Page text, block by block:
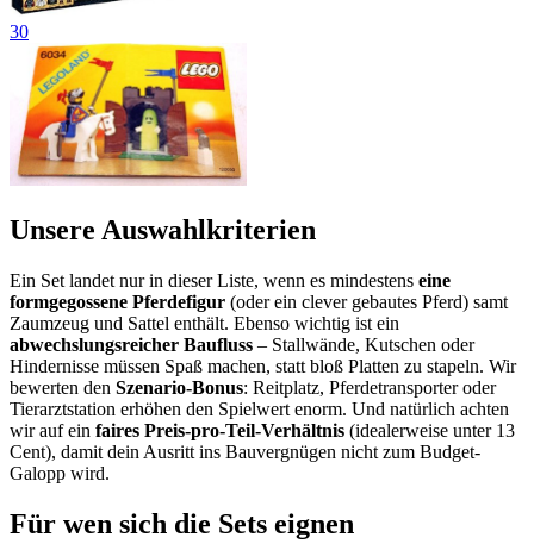
30
Unsere Auswahlkriterien
Ein Set landet nur in dieser Liste, wenn es mindestens eine
formgegossene Pferdefigur (oder ein clever gebautes Pferd) samt
Zaumzeug und Sattel enthält. Ebenso wichtig ist ein
abwechslungsreicher Baufluss – Stallwände, Kutschen oder
Hindernisse müssen Spaß machen, statt bloß Platten zu stapeln. Wir
bewerten den Szenario-Bonus: Reitplatz, Pferdetransporter oder
Tierarztstation erhöhen den Spielwert enorm. Und natürlich achten
wir auf ein faires Preis-pro-Teil-Verhältnis (idealerweise unter 13
Cent), damit dein Ausritt ins Bauvergnügen nicht zum Budget-
Galopp wird.
Für wen sich die Sets eignen